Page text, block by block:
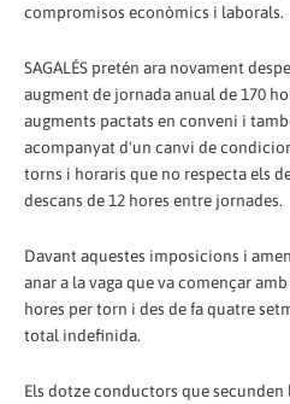
compromisos econòmics i laborals.
SAGALÉS pretén ara novament
augment de jornada anual de 170
augments pactats en conveni i
acompanyat d'un canvi de
torns i horaris que no respecta els
descans de 12 hores entre jornades.
Davant aquestes imposicions i
anar a la vaga que va començar
hores per torn i des de fa quatre
total indefinida.
Els dotze conductors que